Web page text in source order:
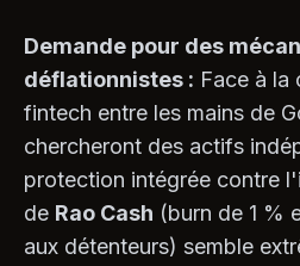
Demande pour des
déflationnistes : Face à la
fintech entre les mains de
chercheront des actifs
protection intégrée contre
de Rao Cash (burn de 1 %
aux détenteurs) semble